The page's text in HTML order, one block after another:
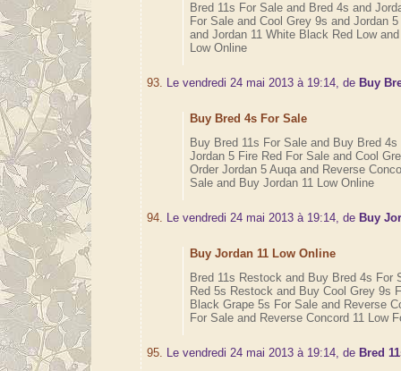
Bred 11s For Sale and Bred 4s and
For Sale and Cool Grey 9s and Jordan
and Jordan 11 White Black Red Low
Low Online
93. Le vendredi 24 mai 2013 à 19:14, de Buy
Buy Bred 4s For Sale
Buy Bred 11s For Sale and Buy Bred 4s
Jordan 5 Fire Red For Sale and Cool
Order Jordan 5 Auqa and Reverse
Sale and Buy Jordan 11 Low Online
94. Le vendredi 24 mai 2013 à 19:14, de Buy
Buy Jordan 11 Low Online
Bred 11s Restock and Buy Bred 4s For
Red 5s Restock and Buy Cool Grey 9s
Black Grape 5s For Sale and Reverse
For Sale and Reverse Concord 11 Low
95. Le vendredi 24 mai 2013 à 19:14, de Bred